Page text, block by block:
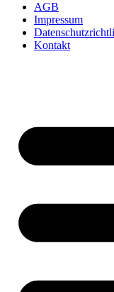
AGB
Impressum
Kontakt